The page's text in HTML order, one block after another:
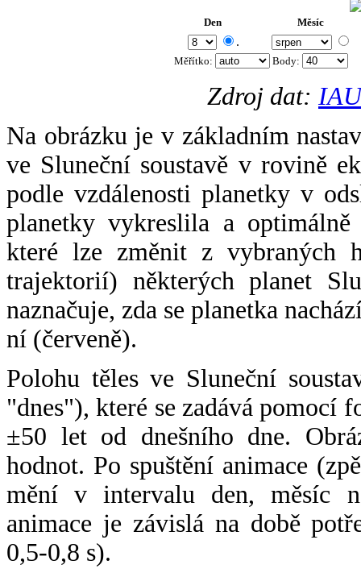
Den Měsíc
.
Měřítko: Body:
Zdroj dat:
Na obrázku je v základním
ve Sluneční soustavě v rovině
podle vzdálenosti planetky v
planetky vykreslila a
které lze změnit z vybraných
trajektorií) některých planet
naznačuje, zda se planetka
ní (červeně).
Polohu těles ve Sluneční
"dnes"), které se zadává pomocí
±50 let od dnešního dne.
hodnot. Po spuštění animace
mění v intervalu den, měsíc
animace je závislá na době
0,5-0,8 s).